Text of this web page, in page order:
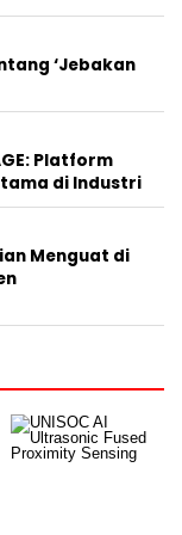
‘Jebakan
Platform
di Industri
Menguat di